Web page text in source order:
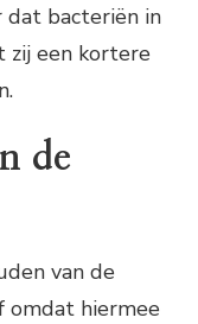
dat bacteriën in
zij een kortere
de
van de
omdat hiermee